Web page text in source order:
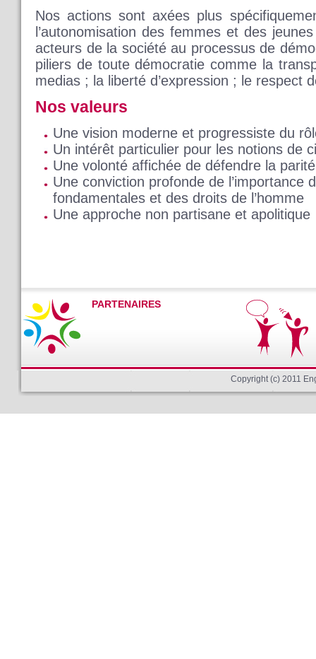
Nos actions sont axées plus
l’autonomisation des femmes et des
acteurs de la société au processus de
piliers de toute démocratie comme la
medias ; la liberté d’expression ; le respect
Nos valeurs
Une vision moderne et progressiste du
Un intérêt particulier pour les notions de
Une volonté affichée de défendre la
Une conviction profonde de l’importance
fondamentales et des droits de l’homme
Une approche non partisane et apolitique
PARTENAIRES
Copyright (c) 2011